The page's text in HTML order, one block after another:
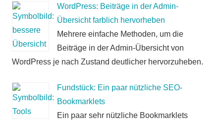
WordPress: Beiträge in der Admin-
Übersicht farblich hervorheben
Mehrere einfache Methoden, um die
Beiträge in der Admin-Übersicht von
WordPress je nach Zustand deutlicher hervorzuheben.
Fundstück: Ein paar nützliche SEO-
Bookmarklets
Ein paar sehr nützliche Bookmarklets